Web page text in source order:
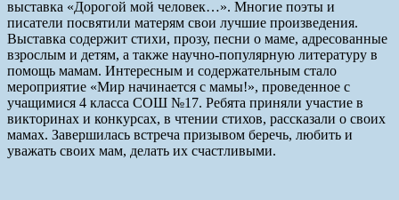
выставка «Дорогой мой человек…». Многие поэты и
писатели посвятили матерям свои лучшие произведения.
Выставка содержит стихи, прозу, песни о маме, адресованные
взрослым и детям, а также научно-популярную литературу в
помощь мамам. Интересным и содержательным стало
мероприятие «Мир начинается с мамы!», проведенное с
учащимися 4 класса СОШ №17. Ребята приняли участие в
викторинах и конкурсах, в чтении стихов, рассказали о своих
мамах. Завершилась встреча призывом беречь, любить и
уважать своих мам, делать их счастливыми.